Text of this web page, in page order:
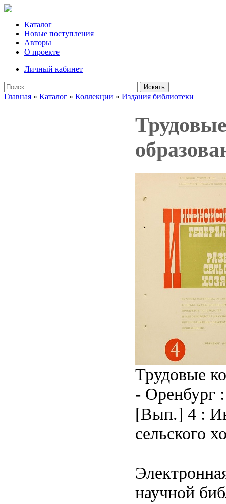
Каталог
Новые поступления
Авторы
О проекте
Личный кабинет
Искать
Главная » Каталог » Коллекции » Издания библиотеки
Трудовые
- Оренбург
[Вып.] 4 :
сельского
научной